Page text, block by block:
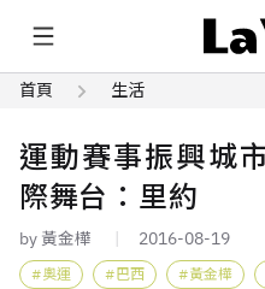
首頁 生活
運動賽事振興城
際舞台：里約
by 黃金樺 2016-08-19
奧運 巴西 黃金樺